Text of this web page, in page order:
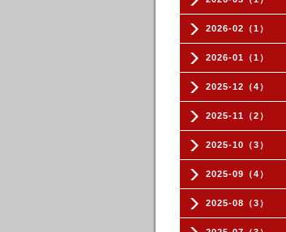
2026-02（1）
2026-01（1）
2025-12（4）
2025-11（2）
2025-10（3）
2025-09（4）
2025-08（3）